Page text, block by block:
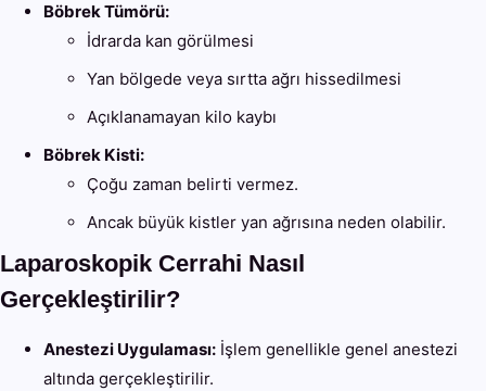
Böbrek Tümörü:
İdrarda kan görülmesi
Yan bölgede veya sırtta ağrı hissedilmesi
Açıklanamayan kilo kaybı
Böbrek Kisti:
Çoğu zaman belirti vermez.
Ancak büyük kistler yan ağrısına neden olabilir.
Laparoskopik Cerrahi Nasıl
Gerçekleştirilir?
Anestezi Uygulaması: İşlem genellikle genel anestezi
altında gerçekleştirilir.